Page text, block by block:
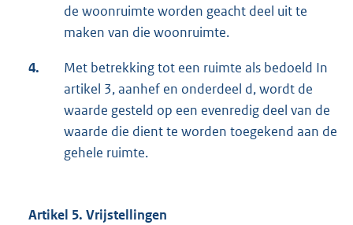
de woonruimte worden geacht deel uit te
maken van die woonruimte.
4.
Met betrekking tot een ruimte als bedoeld In
artikel 3, aanhef en onderdeel d, wordt de
waarde gesteld op een evenredig deel van de
waarde die dient te worden toegekend aan de
gehele ruimte.
Artikel 5. Vrijstellingen